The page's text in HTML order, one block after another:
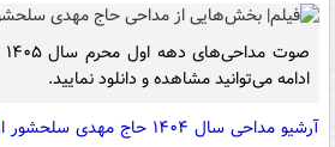
ادامه می‌توانید مشاهده و دانلود نمایید.
آرشیو مداحی سال ۱۴۰۴ حاج مهدی سلحشور از